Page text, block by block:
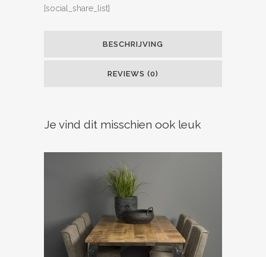
[social_share_list]
BESCHRIJVING
REVIEWS (0)
Je vind dit misschien ook leuk